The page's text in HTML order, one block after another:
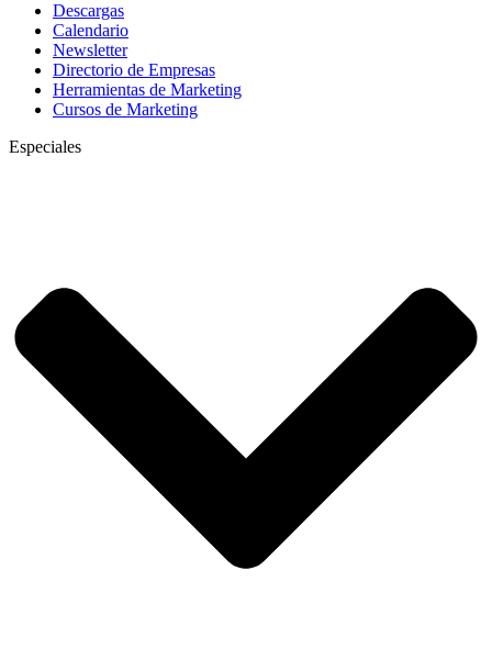
Descargas
Calendario
Newsletter
Directorio de Empresas
Herramientas de Marketing
Cursos de Marketing
Especiales